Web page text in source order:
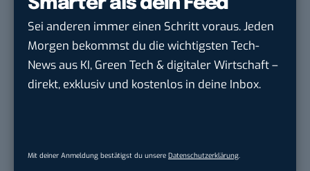
Sei anderen immer einen Schritt voraus. Jeden
Morgen bekommst du die wichtigsten Tech-
News aus KI, Green Tech & digitaler Wirtschaft –
direkt, exklusiv und kostenlos in deine Inbox.
Mit deiner Anmeldung bestätigst du unsere Datenschutzerklärung.
zwischen Europa, Südamerika und den USA hin und her und